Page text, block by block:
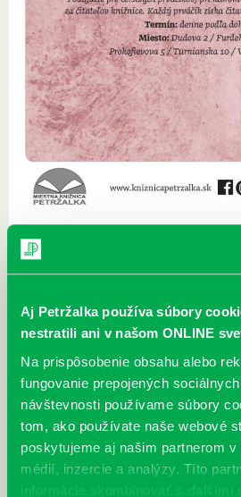
Aj Petržalka používa súbory
nestratili ani v našom ONLINE
Na prispôsobenie obsahu alebo
fungovanie prepojených
návštevnosti používame súbory
tom, ako používate naše webové
poskytujeme aj našim partnerom
médií, inzercie a analýzy. Títo
informácie skombinovať s ďalšími
Pestrofarebný november bude nielen v
Hany Fábry, deti čakajú interaktívne
podvečerné čítania v pobočke Vavilovova
Nezabudnite, že do 20. novembra môžete
využiť kultúrne poukazy.